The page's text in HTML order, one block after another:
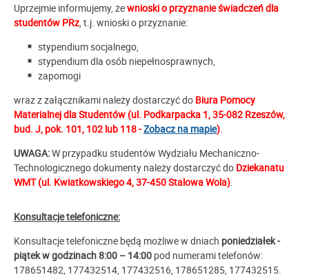
Uprzejmie informujemy, żewnioski o przyznanie świadczeń dla
studentów PRz, t.j. wnioski o przyznanie:
stypendium socjalnego,
stypendium dla osób niepełnosprawnych,
zapomogi
wraz z załącznikami należy dostarczyć do Biura Pomocy
Materialnej dla Studentów (ul. Podkarpacka 1, 35-082 Rzeszów,
bud. J, pok. 101, 102 lub 118 -Zobacz na mapie).
UWAGA:W przypadku studentów Wydziału Mechaniczno-
Technologicznego dokumenty należy dostarczyć do Dziekanatu
WMT (ul. Kwiatkowskiego 4, 37-450 Stalowa Wola).
Konsultacje telefoniczne:
Konsultacje telefoniczne będą możliwe w dniach poniedziałek -
piątek w godzinach 8:00 – 14:00 pod numerami telefonów:
178651482, 177432514, 177432516, 178651285, 177432515.